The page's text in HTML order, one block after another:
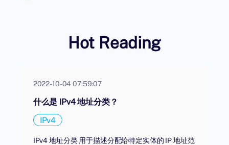
Hot Reading
2022-10-04 07:59:07
什么是 IPv4 地址分类？
IPv4
IPv4 地址分类 用于描述分配给特定实体的 IP 地址范